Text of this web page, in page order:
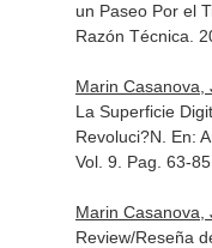
un Paseo Por el
Razón Técnica .
Marin Casanova,
La Superficie
Revoluci?N. En:
Vol. 9. Pag. 63-85
Marin Casanova,
Review/Reseña